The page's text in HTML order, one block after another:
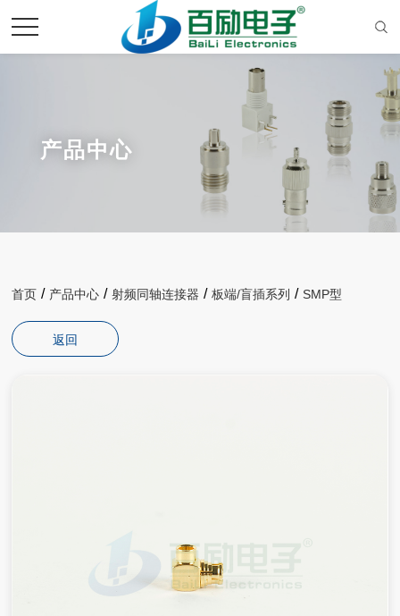
产品中心
首页 / 产品中心 / 射频同轴连接器 / 板端/盲插系列 / SMP型
返回